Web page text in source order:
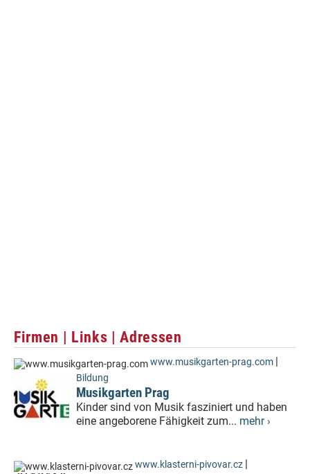
Firmen | Links | Adressen
www.musikgarten-prag.com |
Bildung
Musikgarten Prag
Kinder sind von Musik fasziniert und haben
eine angeborene Fähigkeit zum... mehr ›
www.klasterni-pivovar.cz |